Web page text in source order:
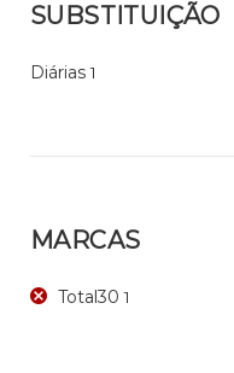
SUBSTITUIÇÃO
Diárias 1
MARCAS
Total30 1